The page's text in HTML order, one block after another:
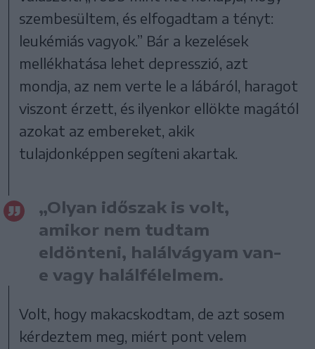
szembesültem, és elfogadtam a tényt:
leukémiás vagyok.” Bár a kezelések
mellékhatása lehet depresszió, azt
mondja, az nem verte le a lábáról, haragot
viszont érzett, és ilyenkor ellökte magától
azokat az embereket, akik
tulajdonképpen segíteni akartak.
„Olyan időszak is volt,
amikor nem tudtam
eldönteni, halálvágyam van-
e vagy halálfélelmem.
Volt, hogy makacskodtam, de azt sosem
kérdeztem meg, miért pont velem